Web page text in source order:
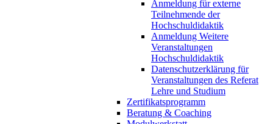
Anmeldung für externe
Teilnehmende der
Hochschuldidaktik
Anmeldung Weitere
Veranstaltungen
Hochschuldidaktik
Datenschutzerklärung für
Veranstaltungen des Referat
Lehre und Studium
Zertifikatsprogramm
Beratung & Coaching